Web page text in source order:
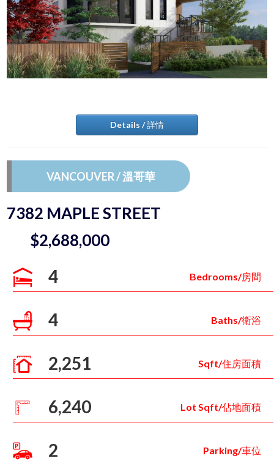
Details / 詳情
VANCOUVER / 溫哥華
7382 MAPLE STREET
$2,688,000
4 Bedrooms/房間
4 Baths/衛浴
2,251 Sqft/住房面積
6,240 Lot Sqft/佔地面積
2 Parking/車位